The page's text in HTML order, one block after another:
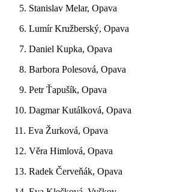
5. Stanislav Melar, Opava
6. Lumír Kružberský, Opava
7. Daniel Kupka, Opava
8. Barbora Polesová, Opava
9. Petr Ťapušík, Opava
10. Dagmar Kutálková, Opava
11. Eva Žurková, Opava
12. Věra Himlová, Opava
13. Radek Červeňák, Opava